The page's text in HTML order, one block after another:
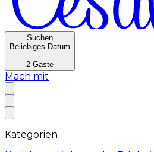
Suchen
Beliebiges Datum
·
2 Gäste
Mach mit
Kategorien